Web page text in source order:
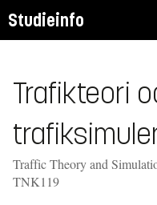
Studieinfo
Trafikteori
Traffic Theory and
TNK119